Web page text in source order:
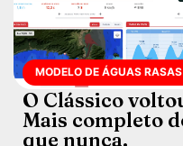
MODELO DE ÁGUAS RASAS
O Clássico
Mais completo
que nunca.